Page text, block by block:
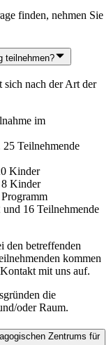
finden, nehmen Sie
teilnehmen?
sich nach der Art der
im
Teilnehmende
Kinder
Kinder
16 Teilnehmende
den betreffenden
kommen
mit uns auf.
die
oder Raum.
Zentrums für